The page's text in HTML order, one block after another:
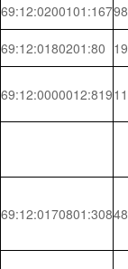
69:12:0200101:167
69:12:0180201:80
69:12:0000012:819
69:12:0170801:308